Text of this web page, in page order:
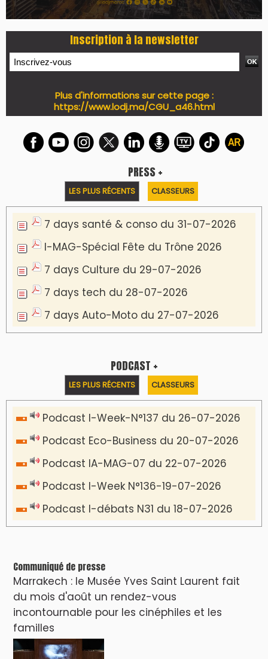
Inscription à la newsletter
Plus d'informations sur cette page :
https://www.lodj.ma/CGU_a46.html
PRESS +
LES PLUS RÉCENTS CLASSEURS
7 days santé & conso du 31-07-2026
I-MAG-Spécial Fête du Trône 2026
7 days Culture du 29-07-2026
7 days tech du 28-07-2026
7 days Auto-Moto du 27-07-2026
PODCAST +
LES PLUS RÉCENTS CLASSEURS
Podcast I-Week-N°137 du 26-07-2026
Podcast Eco-Business du 20-07-2026
Podcast IA-MAG-07 du 22-07-2026
Podcast I-Week N°136-19-07-2026
Podcast I-débats N31 du 18-07-2026
Communiqué de presse
Marrakech : le Musée Yves Saint Laurent fait
du mois d'août un rendez-vous
incontournable pour les cinéphiles et les
familles